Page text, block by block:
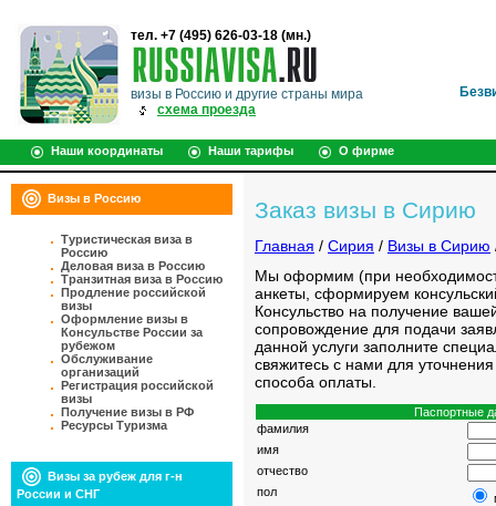
тел. +7 (495) 626-03-18 (мн.)
визы в Россию и другие страны мира
схема проезда
Наши координаты Наши тарифы О фирме
Визы в Россию
Туристическая виза в
Россию
Деловая виза в Россию
Транзитная виза в Россию
Продление российской
визы
Оформление визы в
Консульстве России за
рубежом
Обслуживание
организаций
Регистрация российской
визы
Получение визы в РФ
Ресурсы Туризма
Визы за рубеж для г-н
России и СНГ
Заказ визы в Сирию
Главная / Сирия / Визы в Сирию
Мы оформим (при
анкеты, сформируем
Консульство на получение
сопровождение для подачи
данной услуги заполните
свяжитесь с нами для
способа оплаты.
Паспортные
фамилия
имя
отчество
пол